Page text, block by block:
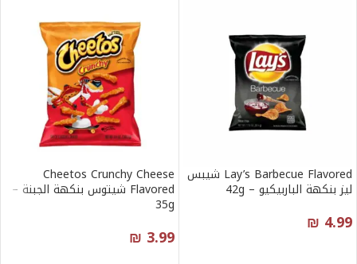
Lay’s Barbecue Flavored شيبس
ليز بنكهة الباربيكيو – 42g
₪ 4.99
Cheetos Crunchy Cheese
Flavored شيتوس بنكهة الجبنة –
35g
₪ 3.99